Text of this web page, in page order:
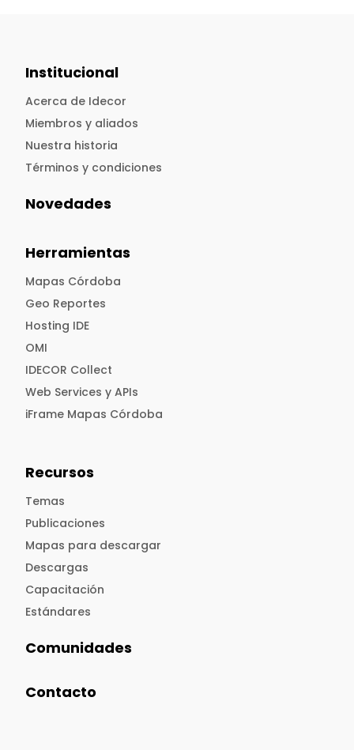
Institucional
Acerca de Idecor
Miembros y aliados
Nuestra historia
Términos y condiciones
Novedades
Herramientas
Mapas Córdoba
Geo Reportes
Hosting IDE
OMI
IDECOR Collect
Web Services y APIs
iFrame Mapas Córdoba
Recursos
Temas
Publicaciones
Mapas para descargar
Descargas
Capacitación
Estándares
Comunidades
Contacto